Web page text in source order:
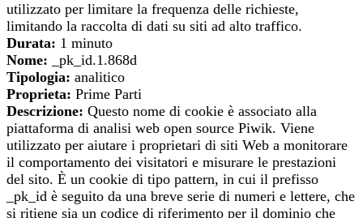
utilizzato per limitare la frequenza delle richieste,
limitando la raccolta di dati su siti ad alto traffico.
Durata: 1 minuto
Nome: _pk_id.1.868d
Tipologia: analitico
Proprieta: Prime Parti
Descrizione: Questo nome di cookie è associato alla
piattaforma di analisi web open source Piwik. Viene
utilizzato per aiutare i proprietari di siti Web a monitorare
il comportamento dei visitatori e misurare le prestazioni
del sito. È un cookie di tipo pattern, in cui il prefisso
_pk_id è seguito da una breve serie di numeri e lettere, che
si ritiene sia un codice di riferimento per il dominio che